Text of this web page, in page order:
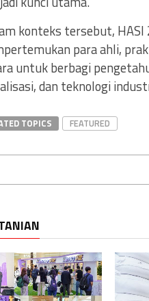
konteks tersebut,
para ahli,
untuk berbagi
dan teknologi
TOPICS FEATURED